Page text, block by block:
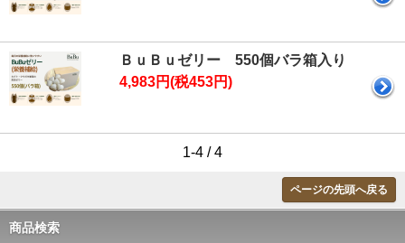
ＢｕＢｕゼリー 550個バラ箱入り
4,983円(税453円)
1-4 / 4
ページの先頭へ戻る
商品検索